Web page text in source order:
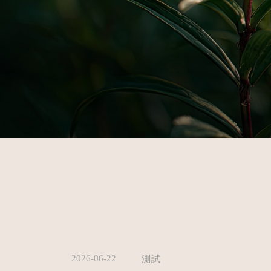
2026-06-22 測試